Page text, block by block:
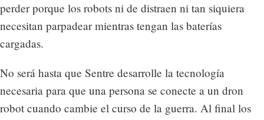
perder porque los robots ni de distraen ni tan siquiera
necesitan parpadear mientras tengan las baterías
cargadas.
No será hasta que Sentre desarrolle la tecnología
necesaria para que una persona se conecte a un dron
robot cuando cambie el curso de la guerra. Al final los